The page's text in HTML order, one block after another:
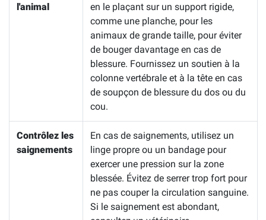
l'animal
en le plaçant sur un support rigide,
comme une planche, pour les
animaux de grande taille, pour éviter
de bouger davantage en cas de
blessure. Fournissez un soutien à la
colonne vertébrale et à la tête en cas
de soupçon de blessure du dos ou du
cou.
Contrôlez les
saignements
En cas de saignements, utilisez un
linge propre ou un bandage pour
exercer une pression sur la zone
blessée. Évitez de serrer trop fort pour
ne pas couper la circulation sanguine.
Si le saignement est abondant,